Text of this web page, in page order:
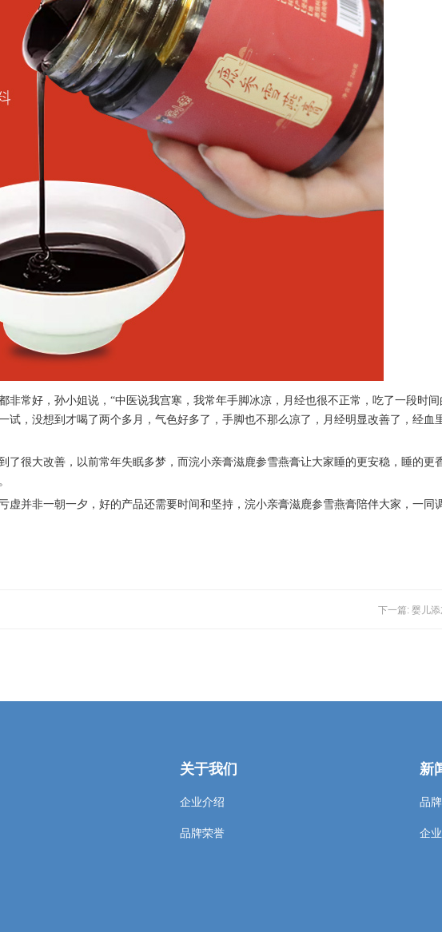
非常好，孙小姐说， “中医说我宫寒，我常年手脚冰凉，月经也很不正常，吃了一段时
试，没想到才喝了两个多月，气色好多了，手脚也不那么凉了，月经明显改善了，经血
了很大改善，以前常年失眠多梦，而浣小亲膏滋鹿参雪燕膏让大家睡的更安稳，睡的更
并非一朝一夕，好的产品还需要时间和坚持， 浣小亲膏滋鹿参雪燕膏陪伴大家，一同
下一篇: 婴儿
关于我们
企业介绍
品牌荣誉
新
品
企